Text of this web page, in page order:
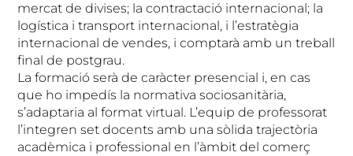
mercat de divises; la contractació internacional; la
logística i transport internacional, i l’estratègia
internacional de vendes, i comptarà amb un treball
final de postgrau.
La formació serà de caràcter presencial i, en cas
que ho impedís la normativa sociosanitària,
s’adaptaria al format virtual. L’equip de professorat
l’integren set docents amb una sòlida trajectòria
acadèmica i professional en l’àmbit del comerç